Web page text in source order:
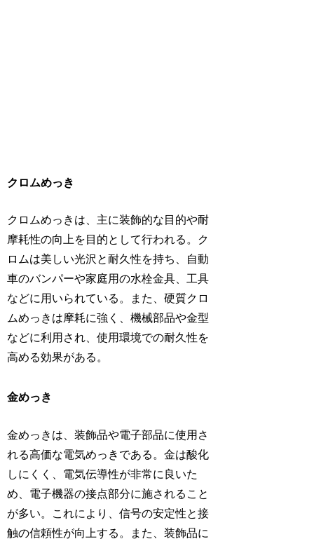
クロムめっき
クロムめっきは、主に装飾的な目的や耐
摩耗性の向上を目的として行われる。ク
ロムは美しい光沢と耐久性を持ち、自動
車のバンパーや家庭用の水栓金具、工具
などに用いられている。また、硬質クロ
ムめっきは摩耗に強く、機械部品や金型
などに利用され、使用環境での耐久性を
高める効果がある。
金めっき
金めっきは、装飾品や電子部品に使用さ
れる高価な電気めっきである。金は酸化
しにくく、電気伝導性が非常に良いた
め、電子機器の接点部分に施されること
が多い。これにより、信号の安定性と接
触の信頼性が向上する。また、装飾品に